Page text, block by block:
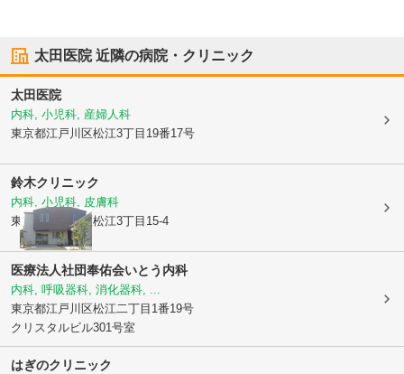
太田医院近隣の病院・クリニック
太田医院
内科, 小児科, 産婦人科
東京都江戸川区松江3丁目19番17号
鈴木クリニック
内科, 小児科, 皮膚科
東京都江戸川区松江3丁目15-4
医療法人社団奉佑会いとう内科
内科, 呼吸器科, 消化器科, ...
東京都江戸川区松江二丁目1番19号
クリスタルビル301号室
はぎのクリニック